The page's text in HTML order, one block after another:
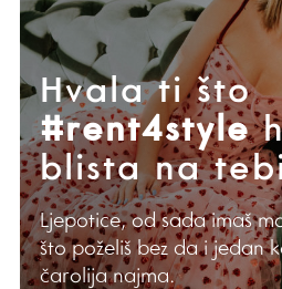
Hvala ti što
#rent4style
blista na
Ljepotice, od sada imaš
što poželiš bez da i jedan
čarolija najma.